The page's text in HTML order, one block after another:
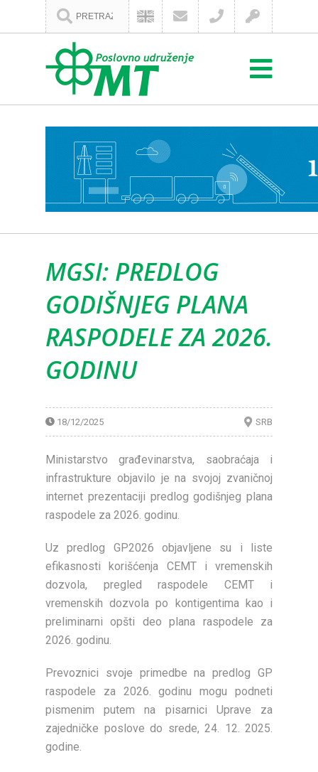
MGSI: PREDLOG
GODIŠNJEG PLANA
RASPODELE ZA 2026.
GODINU
18/12/2025 SRB
Ministarstvo građevinarstva, saobraćaja i
infrastrukture objavilo je na svojoj zvaničnoj
internet prezentaciji predlog godišnjeg plana
raspodele za 2026. godinu.
Uz predlog GP2026 objavljene su i liste
efikasnosti korišćenja CEMT i vremenskih
dozvola, pregled raspodele CEMT i
vremenskih dozvola po kontigentima kao i
preliminarni opšti deo plana raspodele za
2026. godinu.
Prevoznici svoje primedbe na predlog GP
raspodele za 2026. godinu mogu podneti
pismenim putem na pisarnici Uprave za
zajedničke poslove do srede, 24. 12. 2025.
godine.